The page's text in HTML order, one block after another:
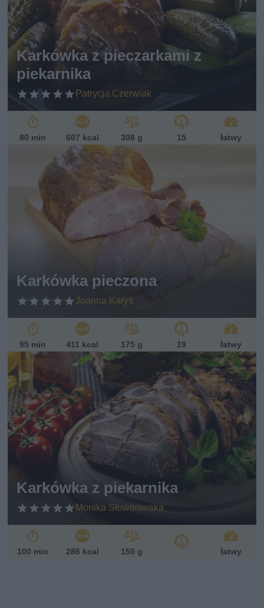
Karkówka z pieczarkami z
piekarnika
Patrycja Czerwiak
80 min 607 kcal 308 g 15 łatwy
Karkówka pieczona
Joanna Karyś
95 min 411 kcal 175 g 19 łatwy
Karkówka z piekarnika
Monika Słowikowska
100 min 286 kcal 150 g łatwy